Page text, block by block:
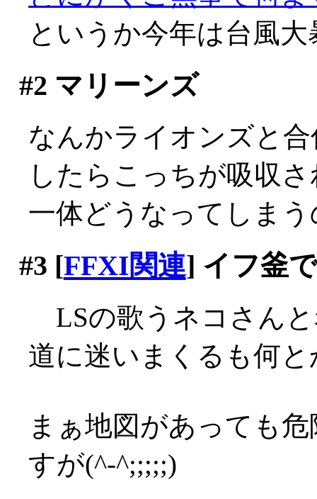
というか今年は台風
#2 マリーンズ
なんかライオンズと
したらこっちが吸収
一体どうなってしま
#3 [FFXI関連] イフ釜
LSの歌うネコさん
道に迷いまくるも何
まぁ地図があっても
すが(^-^;;;;;)